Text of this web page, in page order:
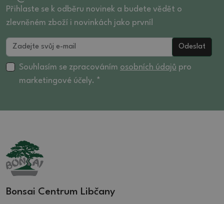
Přihlaste se k odběru novinek a budete vědět o
zlevněném zboží i novinkách jako první!
Odeslat
Souhlasím se zpracováním osobních údajů pro
marketingové účely. *
Bonsai Centrum Libčany